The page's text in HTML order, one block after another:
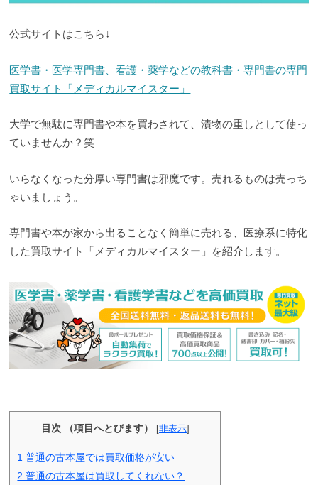
公式サイトはこちら↓
医学書・医学専門書、看護・薬学などの教科書・専門書の専門
買取サイト「メディカルマイスター」
大学で無駄に専門書や本を買わされて、漬物の重しとして使っ
ていませんか？笑
いらなくなった分厚い専門書は邪魔です。売れるものは売っち
ゃいましょう。
専門書や本が家から出ることなく簡単に売れる、医療系に特化
した買取サイト「メディカルマイスター」を紹介します。
目次 （項目へとびます） [非表示]
1 普通の古本屋では買取価格が安い
2 普通の古本屋は買取してくれない？